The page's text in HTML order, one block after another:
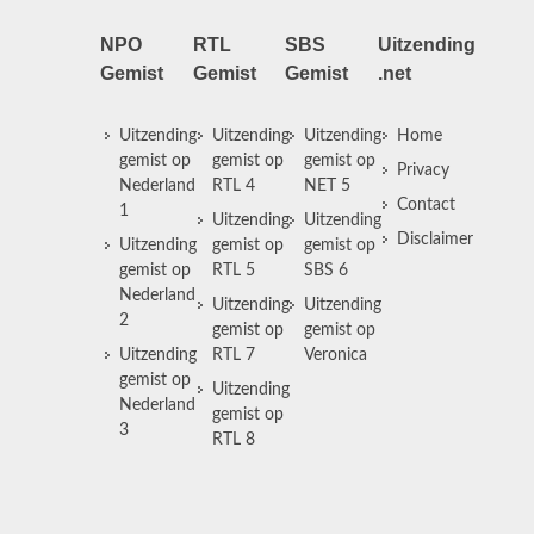
NPO
Gemist
Uitzending
gemist op
Nederland
1
Uitzending
gemist op
Nederland
2
Uitzending
gemist op
Nederland
3
RTL
Gemist
Uitzending
gemist op
RTL 4
Uitzending
gemist op
RTL 5
Uitzending
gemist op
RTL 7
Uitzending
gemist op
RTL 8
SBS
Gemist
Uitzending
gemist op
NET 5
Uitzending
gemist op
SBS 6
Uitzending
gemist op
Veronica
Uitzending
.net
Home
Privacy
Contact
Disclaimer